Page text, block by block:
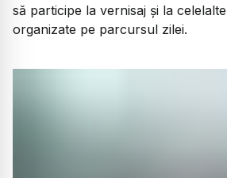
să participe la vernisaj și la
organizate pe parcursul zilei.